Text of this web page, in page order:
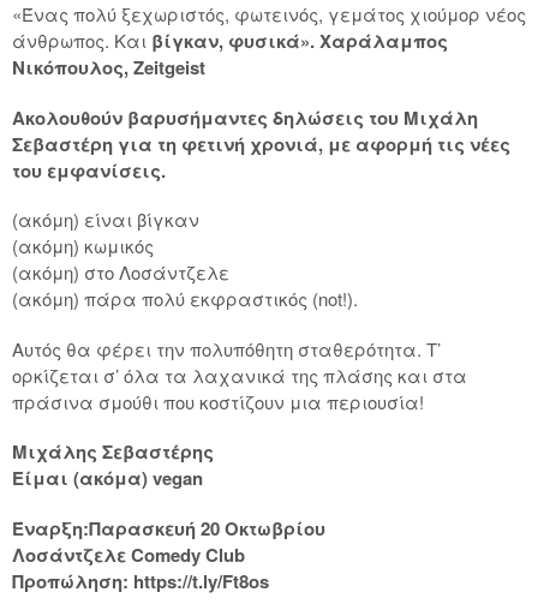
«Ένας πολύ ξεχωριστός, φωτεινός, γεμάτος χιούμορ νέος
άνθρωπος. Και βίγκαν, φυσικά». Χαράλαμπος
Νικόπουλος, Zeitgeist
Ακολουθούν βαρυσήμαντες δηλώσεις του Μιχάλη
Σεβαστέρη για τη φετινή χρονιά, με αφορμή τις νέες
του εμφανίσεις.
(ακόμη) είναι βίγκαν
(ακόμη) κωμικός
(ακόμη) στο Λοσάντζελε
(ακόμη) πάρα πολύ εκφραστικός (not!).
Αυτός θα φέρει την πολυπόθητη σταθερότητα. Τ’
ορκίζεται σ’ όλα τα λαχανικά της πλάσης και στα
πράσινα σμούθι που κοστίζουν μια περιουσία!
Μιχάλης Σεβαστέρης
Είμαι (ακόμα) vegan
Έναρξη:Παρασκευή 20 Οκτωβρίου
Λοσάντζελε Comedy Club
Προπώληση: https://t.ly/Ft8os